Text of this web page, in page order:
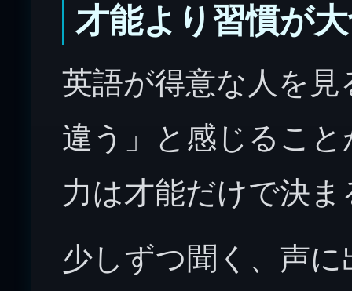
才能より習慣が
英語が得意な人を
違う」と感じるこ
力は才能だけで決
少しずつ聞く、声